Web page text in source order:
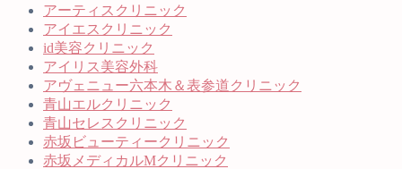
アーティスクリニック
アイエスクリニック
id美容クリニック
アイリス美容外科
アヴェニュー六本木＆表参道クリニック
青山エルクリニック
青山セレスクリニック
赤坂ビューティークリニック
赤坂メディカルMクリニック